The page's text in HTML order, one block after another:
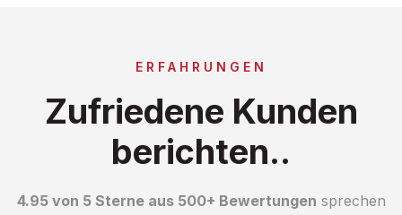
ERFAHRUNGEN
Zufriedene Kunden
berichten..
4.95 von 5 Sterne aus 500+ Bewertungen sprechen